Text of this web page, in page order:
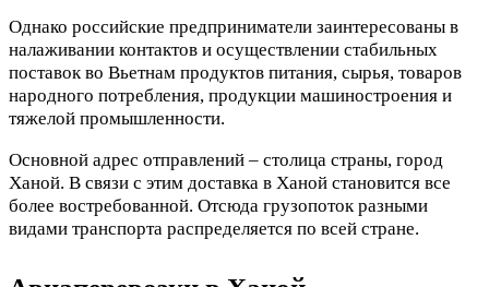
Однако российские предприниматели заинтересованы в
налаживании контактов и осуществлении стабильных
поставок во Вьетнам продуктов питания, сырья, товаров
народного потребления, продукции машиностроения и
тяжелой промышленности.
Основной адрес отправлений – столица страны, город
Ханой. В связи с этим доставка в Ханой становится все
более востребованной. Отсюда грузопоток разными
видами транспорта распределяется по всей стране.